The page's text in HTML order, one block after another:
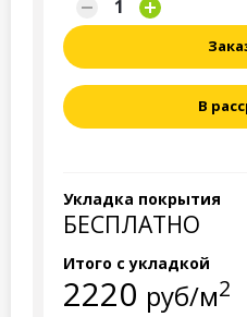
В
Укладка покрытия
БЕСПЛАТНО
Итого с укладкой
2220 руб/м2